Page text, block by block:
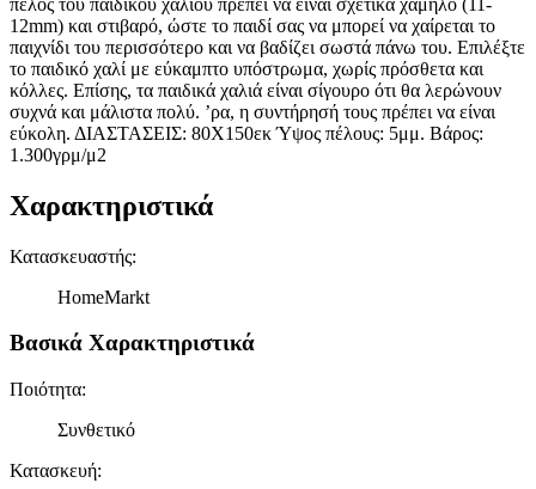
πέλος του παιδικού χαλιού πρέπει να είναι σχετικά χαμηλό (11-
12mm) και στιβαρό, ώστε το παιδί σας να μπορεί να χαίρεται το
παιχνίδι του περισσότερο και να βαδίζει σωστά πάνω του. Επιλέξτε
το παιδικό χαλί με εύκαμπτο υπόστρωμα, χωρίς πρόσθετα και
κόλλες. Επίσης, τα παιδικά χαλιά είναι σίγουρο ότι θα λερώνουν
συχνά και μάλιστα πολύ. ’ρα, η συντήρησή τους πρέπει να είναι
εύκολη. ΔΙΑΣΤΑΣΕΙΣ: 80Χ150εκ Ύψος πέλους: 5μμ. Βάρος:
1.300γρμ/μ2
Χαρακτηριστικά
Κατασκευαστής:
HomeMarkt
Βασικά Χαρακτηριστικά
Ποιότητα:
Συνθετικό
Κατασκευή: